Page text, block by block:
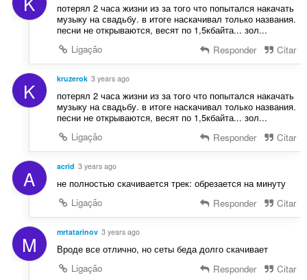
потерял 2 часа жизни из за того что попытался накачать
музыку на свадьбу. в итоге наскачивал только названия.
песни не открываются, весят по 1,5кбайта... зол...
Ligação
Responder Citar
K kruzerok 3 years ago
потерял 2 часа жизни из за того что попытался накачать
музыку на свадьбу. в итоге наскачивал только названия.
песни не открываются, весят по 1,5кбайта... зол...
Ligação
Responder Citar
A acrid 3 years ago
не полностью скачивается трек: обрезается на минуту
Ligação
Responder Citar
M mrtatarinov 3 years ago
Вроде все отлично, но сеты беда долго скачивает
Ligação
Responder Citar